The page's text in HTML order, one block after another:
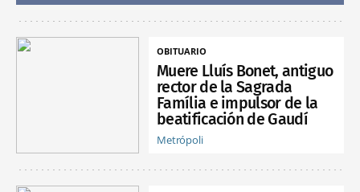
OBITUARIO
Muere Lluís Bonet, antiguo
rector de la Sagrada
Família e impulsor de la
beatificación de Gaudí
Metrópoli